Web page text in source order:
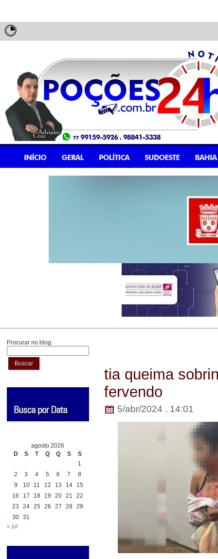
Procurar no blog:
Buscar
agosto 2026
D
S T Q Q S
S
1
2
3 4 5 6 7
8
9
10 11 12 13 14
15
16
17 18 19 20 21
22
23
24 25 26 27 28 29
30 31
« jul
tia queima
fervendo
5/abr/2024 . 14:01